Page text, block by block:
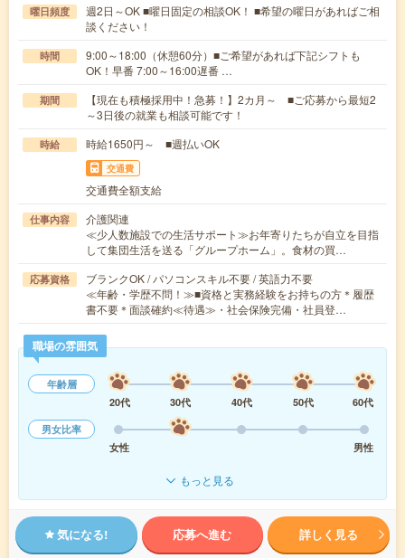
曜日頻度
週2日～OK ■曜日固定の相談OK！ ■希望の曜日があればご相
談ください！
時間
9:00～18:00（休憩60分）■ご希望があれば下記シフトも
OK！早番 7:00～16:00遅番 …
期間
【現在も積極採用中！急募！】2カ月～ ■ご応募から最短2
～3日後の就業も相談可能です！
時給 時給1650円～ ■週払いOK
交通費
交通費全額支給
仕事内容
介護関連
≪少人数施設での生活サポート≫お年寄りたちが自立を目指
して集団生活を送る「グループホーム」。食材の買…
応募資格
ブランクOK / パソコンスキル不要 / 英語力不要
≪年齢・学歴不問！≫■資格と実務経験をお持ちの方＊履歴
書不要＊面談確約≪待遇≫・社会保険完備・社員登…
職場の雰囲気
年齢層
20代
30代 40代 50代
60代
男女比率
女性
男性
もっと見る
気になる! 応募へ進む 詳しく見る